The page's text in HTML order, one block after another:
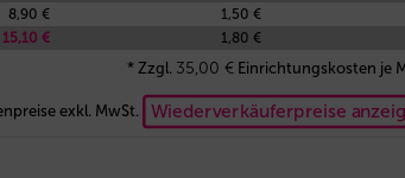
8,90 € 1,50 €
15,10 € 1,80 €
* Zzgl. 35,00 € Einrichtungskosten je
exkl. MwSt. Wiederverkäuferpreise